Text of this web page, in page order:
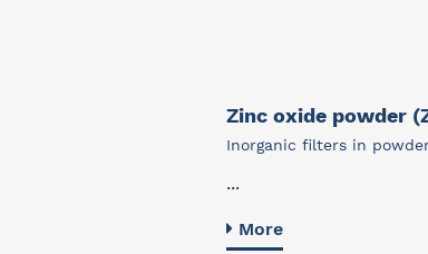
Zinc oxide powder
Inorganic filters in
...
More